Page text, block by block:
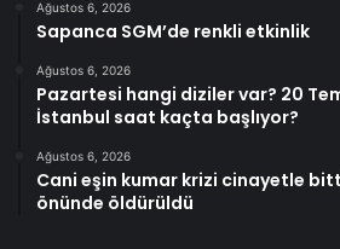
Ağustos 6, 2026
Sapanca SGM’de renkli etkinlik
Ağustos 6, 2026
Pazartesi hangi diziler var? 20
İstanbul saat kaçta başlıyor?
Ağustos 6, 2026
Cani eşin kumar krizi cinayetle
önünde öldürüldü